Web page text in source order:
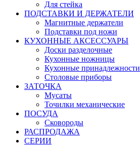
Для стейка
ПОДСТАВКИ И ДЕРЖАТЕЛИ
Магнитные держатели
Подставки под ножи
КУХОННЫЕ АКСЕССУАРЫ
Доски разделочные
Кухонные ножницы
Кухонные принадлежности
Столовые приборы
ЗАТОЧКА
Мусаты
Точилки механические
ПОСУДА
Сковороды
РАСПРОДАЖА
СЕРИИ